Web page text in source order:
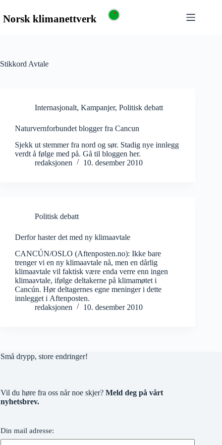
Stikkord Avtale
Internasjonalt, Kampanjer, Politisk debatt
Naturvernforbundet blogger fra Cancun
Sjekk ut stemmer fra nord og sør. Stadig nye innlegg
verdt å følge med på. Gå til bloggen her.
redaksjonen
10. desember 2010
Politisk debatt
Derfor haster det med ny klimaavtale
CANCÚN/OSLO (Aftenposten.no): Ikke bare
trenger vi en ny klimaavtale nå, men en dårlig
klimaavtale vil faktisk være enda verre enn ingen
klimaavtale, ifølge deltakerne på klimamøtet i
Cancún. Hør deltagernes egne meninger i dette
innlegget i Aftenposten.
redaksjonen
10. desember 2010
Små drypp, store endringer!
Vil du høre fra oss når noe skjer? Meld deg på vårt
nyhetsbrev.
Din mail adresse: